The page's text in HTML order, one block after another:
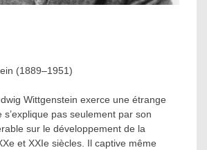
(1889–1951)
Wittgenstein exerce une étrange
s’explique pas seulement par son
sur le développement de la
et XXIe siècles. Il captive même